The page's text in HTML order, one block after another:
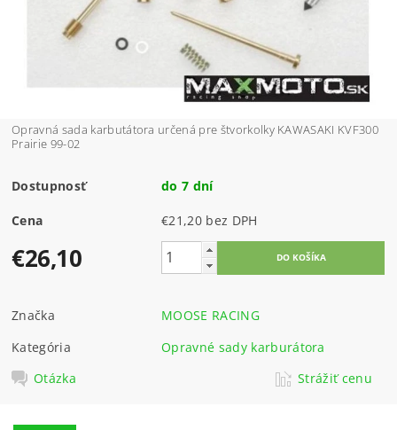
Opravná sada karbutátora určená pre štvorkolky KAWASAKI KVF300
Prairie 99-02
Dostupnosť do 7 dní
Cena €21,20 bez DPH
€26,10
Značka
MOOSE RACING
Kategória
Opravné sady karburátora
Otázka
Strážiť cenu